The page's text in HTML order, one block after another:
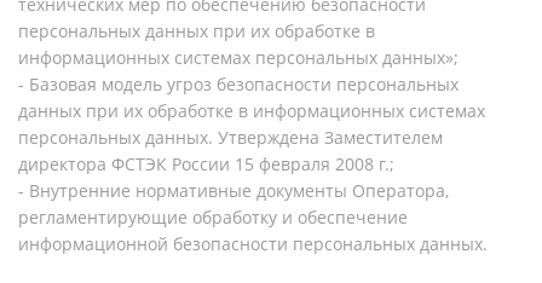
персональных данных при их обработке в
информационных системах персональных данных»;
- Базовая модель угроз безопасности персональных
данных при их обработке в информационных системах
персональных данных. Утверждена Заместителем
директора ФСТЭК России 15 февраля 2008 г.;
- Внутренние нормативные документы Оператора,
регламентирующие обработку и обеспечение
информационной безопасности персональных данных.